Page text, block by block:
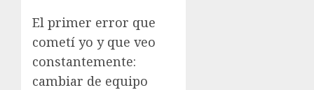
El primer error que
cometí yo y que veo
constantemente:
cambiar de equipo